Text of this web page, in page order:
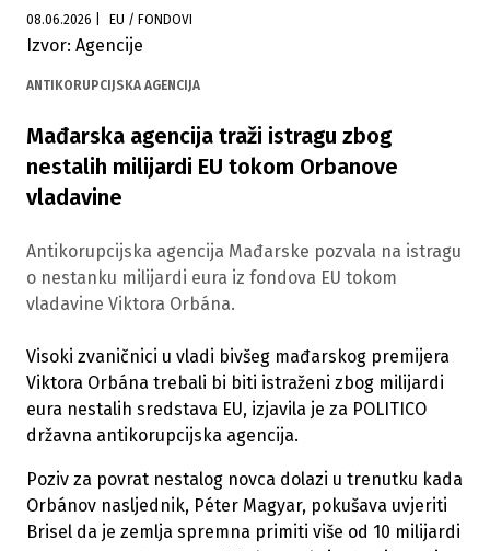
08.06.2026 EU / FONDOVI
Izvor: Agencije
ANTIKORUPCIJSKA AGENCIJA
Mađarska agencija traži istragu zbog
nestalih milijardi EU tokom Orbanove
vladavine
Antikorupcijska agencija Mađarske pozvala na istragu
o nestanku milijardi eura iz fondova EU tokom
vladavine Viktora Orbána.
Visoki zvaničnici u vladi bivšeg mađarskog premijera
Viktora Orbána trebali bi biti istraženi zbog milijardi
eura nestalih sredstava EU, izjavila je za POLITICO
državna antikorupcijska agencija.
Poziv za povrat nestalog novca dolazi u trenutku kada
Orbánov nasljednik, Péter Magyar, pokušava uvjeriti
Brisel da je zemlja spremna primiti više od 10 milijardi